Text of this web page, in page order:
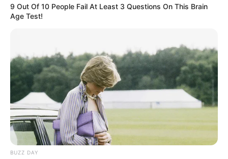
ShareFacebookWhatsApp
TelegramMessenger
9 Out Of 10 People Fail At Least 3 Questions On This Brain
Age Test!
BUZZ DAY